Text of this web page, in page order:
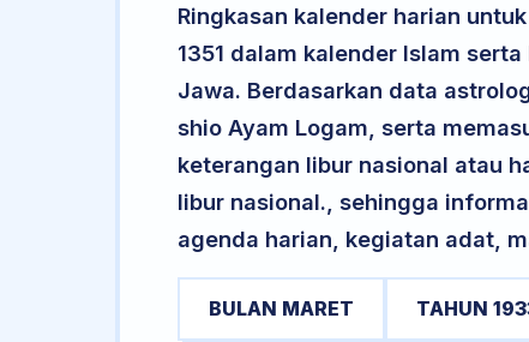
Ringkasan kalender harian
1351 dalam kalender Islam
Jawa. Berdasarkan data
shio Ayam Logam, serta
keterangan libur nasional atau
libur nasional., sehingga
agenda harian, kegiatan adat,
BULAN MARET TAHUN